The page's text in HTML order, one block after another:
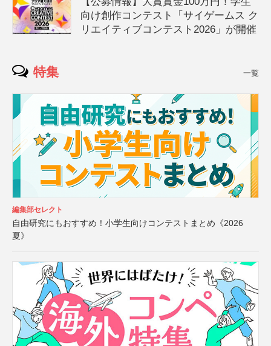
向け創作コンテスト「サイゲームス ク
リエイティブコンテスト2026」が開催
特集 一覧
編集部セレクト
自由研究にもおすすめ！小学生向けコンテストまとめ《2026
夏》